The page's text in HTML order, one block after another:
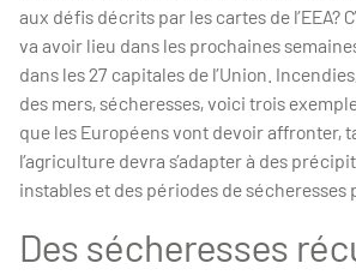
aux défis décrits par les cartes de l’EEA?
va avoir lieu dans les prochaines
dans les 27 capitales de l’Union.
des mers, sécheresses, voici trois
que les Européens vont devoir affronter,
l’agriculture devra s’adapter à des
instables et des périodes de sécheresses
Des sécheresses